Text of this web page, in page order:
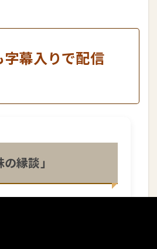
字幕入りで配信
縁談」